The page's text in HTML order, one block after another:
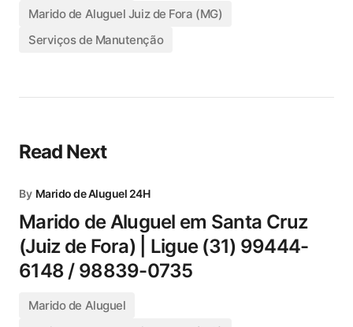
Marido de Aluguel Juiz de Fora (MG)
Serviços de Manutenção
Read Next
By Marido de Aluguel 24H
Marido de Aluguel em Santa Cruz
(Juiz de Fora) | Ligue (31) 99444-
6148 / 98839-0735
Marido de Aluguel